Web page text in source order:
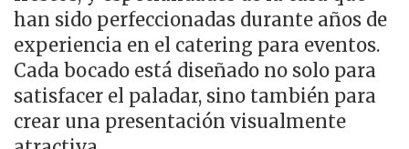
han sido perfeccionadas durante años de
experiencia en el catering para eventos.
Cada bocado está diseñado no solo para
satisfacer el paladar, sino también para
crear una presentación visualmente